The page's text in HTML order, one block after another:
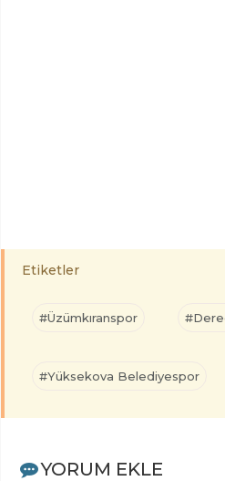
Etiketler
#Üzümkıranspor
#Yüksekova Belediyespor
YORUM EKLE